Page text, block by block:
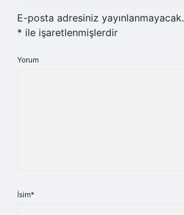
E-posta adresiniz yayınlanmayacak.
* ile işaretlenmişlerdir
Yorum
İsim*